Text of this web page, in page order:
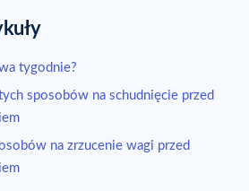
tygodnie?
sposobów na schudnięcie przed
na zrzucenie wagi przed